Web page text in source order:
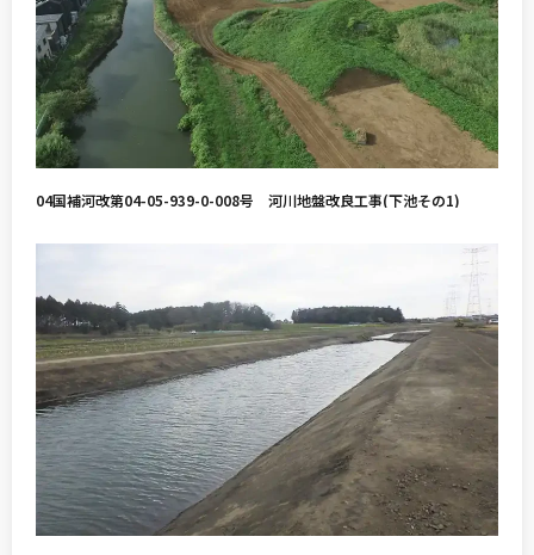
04国補河改第04-05-939-0-008号 河川地盤改良工事(下池その1)